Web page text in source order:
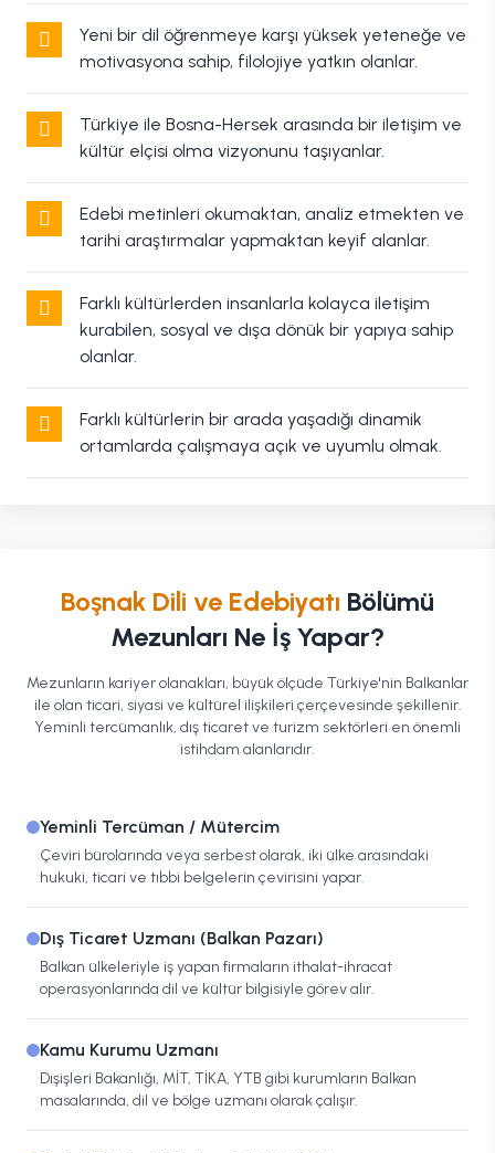
Yeni bir dil öğrenmeye karşı yüksek yeteneğe ve
motivasyona sahip, filolojiye yatkın olanlar.
Türkiye ile Bosna-Hersek arasında bir iletişim ve
kültür elçisi olma vizyonunu taşıyanlar.
Edebi metinleri okumaktan, analiz etmekten ve
tarihi araştırmalar yapmaktan keyif alanlar.
Farklı kültürlerden insanlarla kolayca iletişim
kurabilen, sosyal ve dışa dönük bir yapıya sahip
olanlar.
Farklı kültürlerin bir arada yaşadığı dinamik
ortamlarda çalışmaya açık ve uyumlu olmak.
Boşnak Dili ve Edebiyatı Bölümü
Mezunları Ne İş Yapar?
Mezunların kariyer olanakları, büyük ölçüde Türkiye'nin Balkanlar
ile olan ticari, siyasi ve kültürel ilişkileri çerçevesinde şekillenir.
Yeminli tercümanlık, dış ticaret ve turizm sektörleri en önemli
istihdam alanlarıdır.
Yeminli Tercüman / Mütercim
Çeviri bürolarında veya serbest olarak, iki ülke arasındaki
hukuki, ticari ve tıbbi belgelerin çevirisini yapar.
Dış Ticaret Uzmanı (Balkan Pazarı)
Balkan ülkeleriyle iş yapan firmaların ithalat-ihracat
operasyonlarında dil ve kültür bilgisiyle görev alır.
Kamu Kurumu Uzmanı
Dışişleri Bakanlığı, MİT, TİKA, YTB gibi kurumların Balkan
masalarında, dil ve bölge uzmanı olarak çalışır.